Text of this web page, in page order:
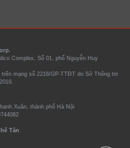
Complex, Số 01, phố Nguyễn Huy
mạng số 2216/GP-TTĐT do Sở Thông tin
Xuân, thành phố Hà Nội
Tân